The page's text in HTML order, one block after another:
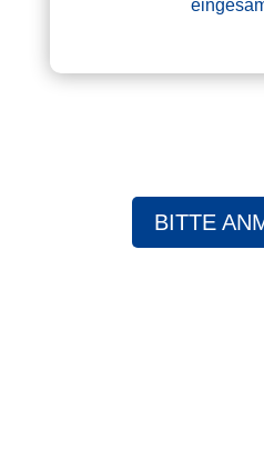
BITTE